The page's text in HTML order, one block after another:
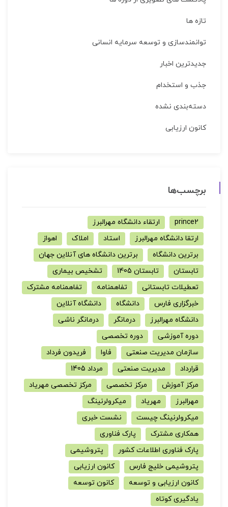
تازه ها
توانمندسازی و توسعه سرمایه انسانی
جدیدترین اخبار
جذب و استخدام
دسته‌بندی نشده
کانون ارزیابی
برچسب‌ها
prince2
ارتقاء دانشگاه مهرالبرز
ارتقا دانشگاه مهرالبرز
استاد املاک
اهواز
برترین دانشگاه
برترین دانشگاه های آنلاین جهان
تابستان
تابستان 1405
تشخیص بیماری
تعطیلات تابستانی
تفاهمنامه
تفاهمنامه مشترک
خبرگزاری فارس
دانشگاه
دانشگاه آنلاین
دانشگاه مهرالبرز
درمانگر
درمانگر ناشی
دوره آموزشی
دوره تخصصی
سازمان مدیریت صنعتی
فاوا
فریدون فرداد
قرارداد
مدیریت صنعتی
مرداد 1405
مرکز آموزش
مرکز تخصصی
مرکز تخصصی مهریاد
مهرالبرز
مهریاد
میکرولرنینگ
میکرولرنینگ چیست
نشست خبری
همکاری مشترک
پارک فناوری
پارک فناوری اطلاعات کشور
پتروشیمی
پتروشیمی خلیج فارس
کانون ارزیابی
کانون ارزیابی و توسعه
کانون توسعه
یادگیری کوتاه